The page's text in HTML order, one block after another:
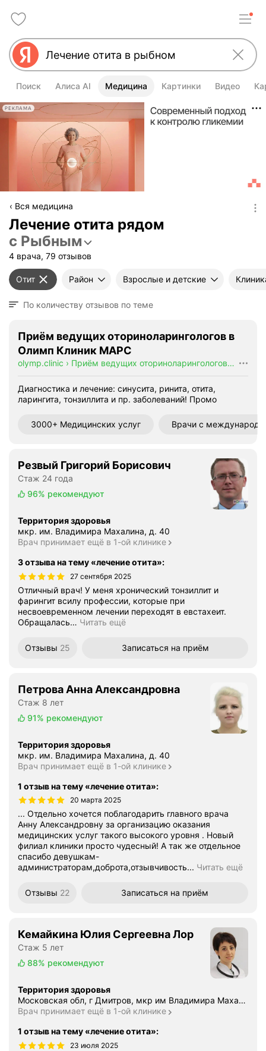
Поиск Алиса AI Медицина Картинки Видео
РЕКЛАМА
Вся медицина
Лечение отита рядом
с Рыбным
4 врача, 79 отзывов
Отит Район Взрослые и детские
По количеству отзывов по теме
Приём ведущих оториноларингологов в
Олимп Клиник МАРС
olymp.clinic › Приём ведущих оториноларингологов в Олимп Клиник МАРС
Диагностика и лечение: синусита, ринита, отита,
ларингита, тонзиллита и пр. заболеваний! Промо
3000+ Медицинских услуг Врачи с
Резвый Григорий Борисович
Стаж 24 года
96% рекомендуют
Территория здоровья
мкр. им. Владимира Махалина, д. 40
Врач принимает ещё в 1-ой клинике
3 отзыва на тему «лечение отита»:
27 сентября 2025
Отличный врач! У меня хронический тонзиллит и
фарингит всилу профессии, которые при
несвоевременном лечении переходят в евстахеит.
Обращалась… Читать ещё
Отзывы 25 Записаться на приём
Петрова Анна Александровна
Стаж 8 лет
91% рекомендуют
Территория здоровья
мкр. им. Владимира Махалина, д. 40
Врач принимает ещё в 1-ой клинике
1 отзыв на тему «лечение отита»:
20 марта 2025
... Отдельно хочется поблагодарить главного врача
Анну Александровну за организацию оказания
медицинских услуг такого высокого уровня . Новый
филиал клиники просто чудесный! А так же отдельное
спасибо девушкам-
администраторам,доброта,отзывчивость... Читать ещё
Отзывы 22 Записаться на приём
Кемайкина Юлия Сергеевна Лор
Стаж 5 лет
88% рекомендуют
Территория здоровья
Московская обл, г Дмитров, мкр им Владимира Махалина, д 40
Врач принимает ещё в 1-ой клинике
1 отзыв на тему «лечение отита»:
23 июля 2025